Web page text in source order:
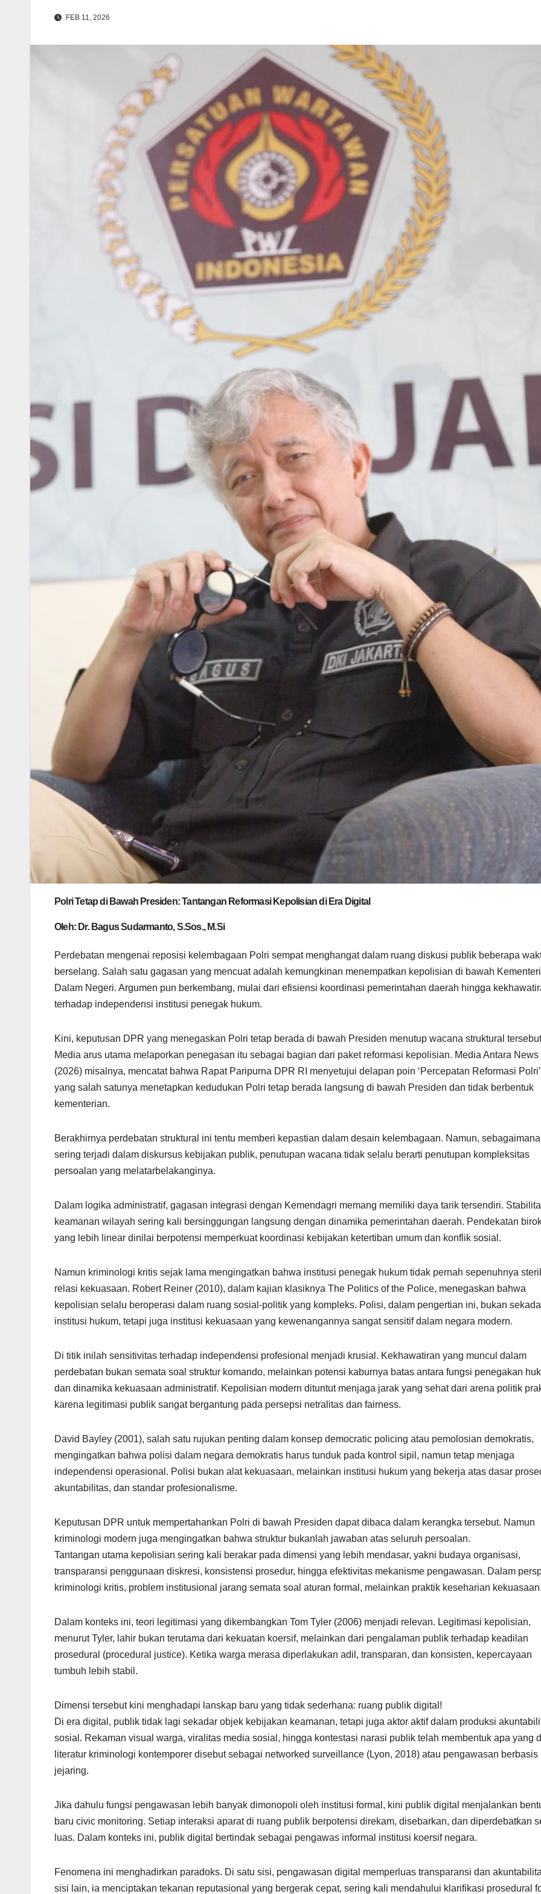
FEB 11, 2026
Polri Tetap di Bawah Presiden: Tantangan Reformasi Kepolisian di Era Digital
Oleh: Dr. Bagus Sudarmanto, S.Sos., M.Si
Perdebatan mengenai reposisi kelembagaan Polri sempat menghangat dalam ruang diskusi publik beberapa
berselang. Salah satu gagasan yang mencuat adalah kemungkinan menempatkan kepolisian di bawah
Dalam Negeri. Argumen pun berkembang, mulai dari efisiensi koordinasi pemerintahan daerah hingga
terhadap independensi institusi penegak hukum.
Kini, keputusan DPR yang menegaskan Polri tetap berada di bawah Presiden menutup wacana struktural
Media arus utama melaporkan penegasan itu sebagai bagian dari paket reformasi kepolisian. Media Antara News
(2026) misalnya, mencatat bahwa Rapat Paripurna DPR RI menyetujui delapan poin ‘Percepatan Reformasi
yang salah satunya menetapkan kedudukan Polri tetap berada langsung di bawah Presiden dan tidak berbentuk
kementerian.
Berakhirnya perdebatan struktural ini tentu memberi kepastian dalam desain kelembagaan. Namun, sebagaimana
sering terjadi dalam diskursus kebijakan publik, penutupan wacana tidak selalu berarti penutupan kompleksitas
persoalan yang melatarbelakanginya.
Dalam logika administratif, gagasan integrasi dengan Kemendagri memang memiliki daya tarik tersendiri.
keamanan wilayah sering kali bersinggungan langsung dengan dinamika pemerintahan daerah. Pendekatan
yang lebih linear dinilai berpotensi memperkuat koordinasi kebijakan ketertiban umum dan konflik sosial.
Namun kriminologi kritis sejak lama mengingatkan bahwa institusi penegak hukum tidak pernah sepenuhnya
relasi kekuasaan. Robert Reiner (2010), dalam kajian klasiknya The Politics of the Police, menegaskan bahwa
kepolisian selalu beroperasi dalam ruang sosial-politik yang kompleks. Polisi, dalam pengertian ini, bukan
institusi hukum, tetapi juga institusi kekuasaan yang kewenangannya sangat sensitif dalam negara modern.
Di titik inilah sensitivitas terhadap independensi profesional menjadi krusial. Kekhawatiran yang muncul dalam
perdebatan bukan semata soal struktur komando, melainkan potensi kaburnya batas antara fungsi penegakan
dan dinamika kekuasaan administratif. Kepolisian modern dituntut menjaga jarak yang sehat dari arena politik
karena legitimasi publik sangat bergantung pada persepsi netralitas dan fairness.
David Bayley (2001), salah satu rujukan penting dalam konsep democratic policing atau pemolosian demokratis,
mengingatkan bahwa polisi dalam negara demokratis harus tunduk pada kontrol sipil, namun tetap menjaga
independensi operasional. Polisi bukan alat kekuasaan, melainkan institusi hukum yang bekerja atas dasar
akuntabilitas, dan standar profesionalisme.
Keputusan DPR untuk mempertahankan Polri di bawah Presiden dapat dibaca dalam kerangka tersebut. Namun
kriminologi modern juga mengingatkan bahwa struktur bukanlah jawaban atas seluruh persoalan.
Tantangan utama kepolisian sering kali berakar pada dimensi yang lebih mendasar, yakni budaya organisasi,
transparansi penggunaan diskresi, konsistensi prosedur, hingga efektivitas mekanisme pengawasan. Dalam
kriminologi kritis, problem institusional jarang semata soal aturan formal, melainkan praktik keseharian kekuasaan.
Dalam konteks ini, teori legitimasi yang dikembangkan Tom Tyler (2006) menjadi relevan. Legitimasi kepolisian,
menurut Tyler, lahir bukan terutama dari kekuatan koersif, melainkan dari pengalaman publik terhadap keadilan
prosedural (procedural justice). Ketika warga merasa diperlakukan adil, transparan, dan konsisten, kepercayaan
tumbuh lebih stabil.
Dimensi tersebut kini menghadapi lanskap baru yang tidak sederhana: ruang publik digital!
Di era digital, publik tidak lagi sekadar objek kebijakan keamanan, tetapi juga aktor aktif dalam produksi
sosial. Rekaman visual warga, viralitas media sosial, hingga kontestasi narasi publik telah membentuk apa yang
literatur kriminologi kontemporer disebut sebagai networked surveillance (Lyon, 2018) atau pengawasan berbasis
jejaring.
Jika dahulu fungsi pengawasan lebih banyak dimonopoli oleh institusi formal, kini publik digital menjalankan
baru civic monitoring. Setiap interaksi aparat di ruang publik berpotensi direkam, disebarkan, dan diperdebatkan
luas. Dalam konteks ini, publik digital bertindak sebagai pengawas informal institusi koersif negara.
Fenomena ini menghadirkan paradoks. Di satu sisi, pengawasan digital memperluas transparansi dan
sisi lain, ia menciptakan tekanan reputasional yang bergerak cepat, sering kali mendahului klarifikasi prosedural